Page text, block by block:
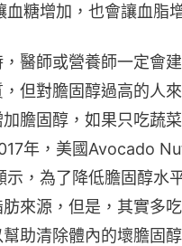
血糖增加，也會讓血脂
醫師或營養師一定會
但對膽固醇過高的人
膽固醇，如果只吃蔬
年，美國Avocado
，為了降低膽固醇水
來源，但是，其實多
助清除體內的壞膽固